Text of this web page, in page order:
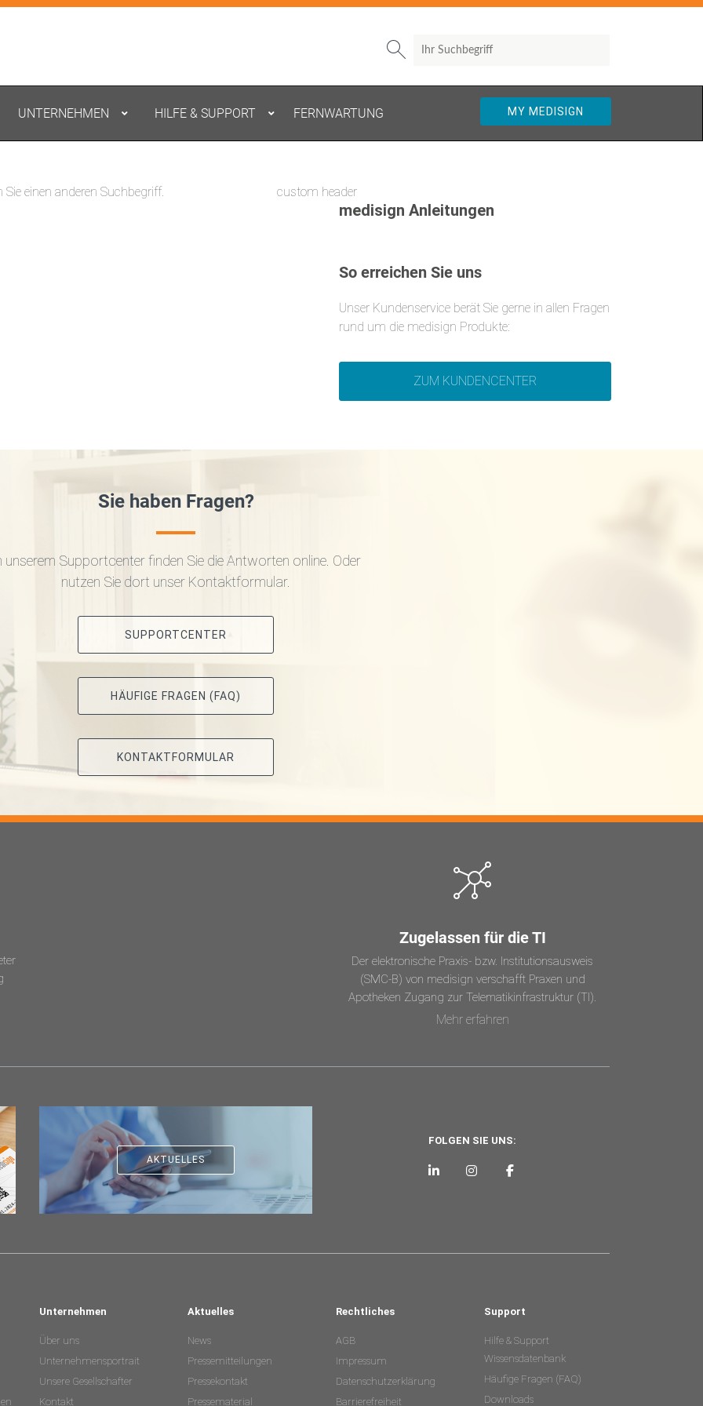
 Search
UNTERNEHMEN HILFE & SUPPORT FERNWARTUNG MY MEDISIGN
custom header
einen anderen Suchbegriff.
medisign Anleitungen
So erreichen Sie uns
Unser Kundenservice berät Sie gerne in allen Fragen
rund um die medisign Produkte:
ZUM KUNDENCENTER
Sie haben Fragen?
unserem Supportcenter finden Sie die Antworten online. Oder
nutzen Sie dort unser Kontaktformular.
SUPPORTCENTER
HÄUFIGE FRAGEN (FAQ)
KONTAKTFORMULAR
Zugelassen für die TI
Der elektronische Praxis- bzw. Institutionsausweis
(SMC-B) von medisign verschafft Praxen und
Apotheken Zugang zur Telematikinfrastruktur (TI).
Mehr erfahren
AKTUELLES
FOLGEN SIE UNS:
Unternehmen
Über uns
Unternehmensportrait
Unsere Gesellschafter
Kontakt
Aktuelles
News
Pressemitteilungen
Pressekontakt
Pressematerial
Rechtliches
AGB
Impressum
Datenschutzerklärung
Barrierefreiheit
Support
Hilfe & Support
Wissensdatenbank
Häufige Fragen (FAQ)
Downloads